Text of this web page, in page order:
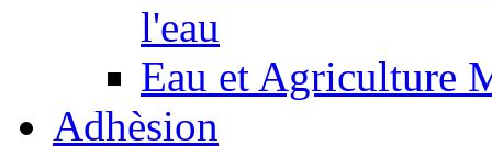
l'eau
Eau et Agriculture
Adhèsion